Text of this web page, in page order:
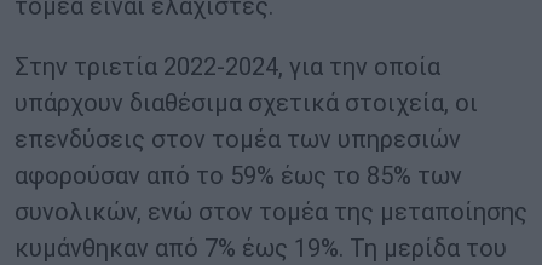
τομέα είναι ελάχιστες.
Στην τριετία 2022-2024, για την οποία
υπάρχουν διαθέσιμα σχετικά στοιχεία, οι
επενδύσεις στον τομέα των υπηρεσιών
αφορούσαν από το 59% έως το 85% των
συνολικών, ενώ στον τομέα της μεταποίησης
κυμάνθηκαν από 7% έως 19%. Τη μερίδα του